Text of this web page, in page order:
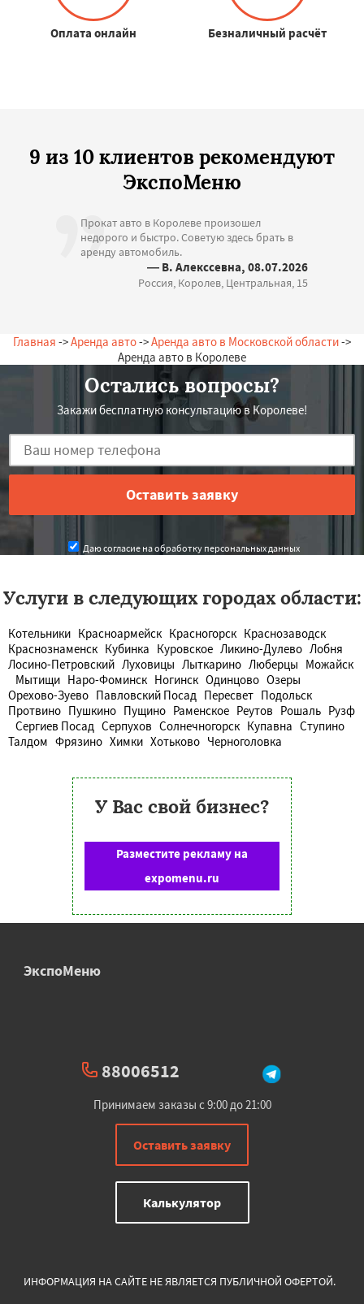
Оплата онлайн Безналичный расчёт
9 из 10 клиентов рекомендуют
ЭкспоМеню
Прокат авто в Королеве произошел
недорого и быстро. Советую здесь брать в
аренду автомобиль.
— В. Алекссевна, 08.07.2026
Россия, Королев, Центральная, 15
Главная ->Аренда авто->Аренда авто в Московской области->
Аренда авто в Королеве
Остались вопросы?
Закажи бесплатную консультацию в Королеве!
Даю согласие на обработку персональных данных
Услуги в следующих городах области:
Котельники Красноармейск Красногорск Краснозаводск
Краснознаменск Кубинка Куровское Ликино-Дулево Лобня
Лосино-Петровский Луховицы Лыткарино Люберцы Можайск
Мытищи Наро-Фоминск Ногинск Одинцово Озеры
Орехово-Зуево Павловский Посад Пересвет Подольск
Протвино Пушкино Пущино Раменское Реутов Рошаль Рузф
Сергиев Посад Серпухов Солнечногорск Купавна Ступино
Талдом Фрязино Химки Хотьково Черноголовка
У Вас свой бизнес?
Разместите рекламу на
expomenu.ru
ЭкспоМеню
88006512
Принимаем заказы с 9:00 до 21:00
Оставить заявку
Калькулятор
ИНФОРМАЦИЯ НА САЙТЕ НЕ ЯВЛЯЕТСЯ ПУБЛИЧНОЙ ОФЕРТОЙ.